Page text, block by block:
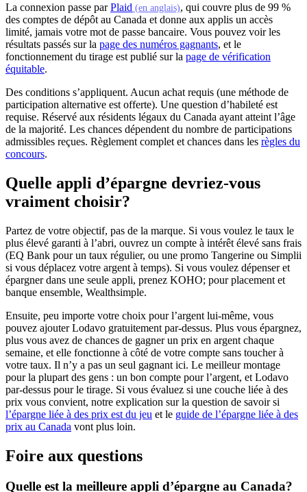
La connexion passe parPlaid (en anglais) (s'ouvre dans un nouvel
, qui couvre plus de 99 %
des comptes de dépôt au Canada et donne aux applis un accès
limité, jamais votre mot de passe bancaire. Vous pouvez voir les
résultats passés sur la page des numéros gagnants, et le
fonctionnement du tirage est publié sur la page de vérification
équitable.
Des conditions s’appliquent. Aucun achat requis (une méthode de
participation alternative est offerte). Une question d’habileté est
requise. Réservé aux résidents légaux du Canada ayant atteint l’âge
de la majorité. Les chances dépendent du nombre de participations
admissibles reçues. Règlement complet et chances dans les règles du
concours.
Quelle appli d’épargne devriez-vous
vraiment choisir?
Partez de votre objectif, pas de la marque. Si vous voulez le taux le
plus élevé garanti à l’abri, ouvrez un compte à intérêt élevé sans frais
(EQ Bank pour un taux régulier, ou une promo Tangerine ou Simplii
si vous déplacez votre argent à temps). Si vous voulez dépenser et
épargner dans une seule appli, prenez KOHO; pour placement et
banque ensemble, Wealthsimple.
Ensuite, peu importe votre choix pour l’argent lui-même, vous
pouvez ajouter Lodavo gratuitement par-dessus. Plus vous épargnez,
plus vous avez de chances de gagner un prix en argent chaque
semaine, et elle fonctionne à côté de votre compte sans toucher à
votre taux. Il n’y a pas un seul gagnant ici. Le meilleur montage
pour la plupart des gens : un bon compte pour l’argent, et Lodavo
par-dessus pour le tirage. Si vous évaluez si une couche liée à des
prix vous convient, notre explication sur la question de savoir si
l’épargne liée à des prix est du jeu et le guide de l’épargne liée à des
prix au Canada vont plus loin.
Foire aux questions
Quelle est la meilleure appli d’épargne au Canada?